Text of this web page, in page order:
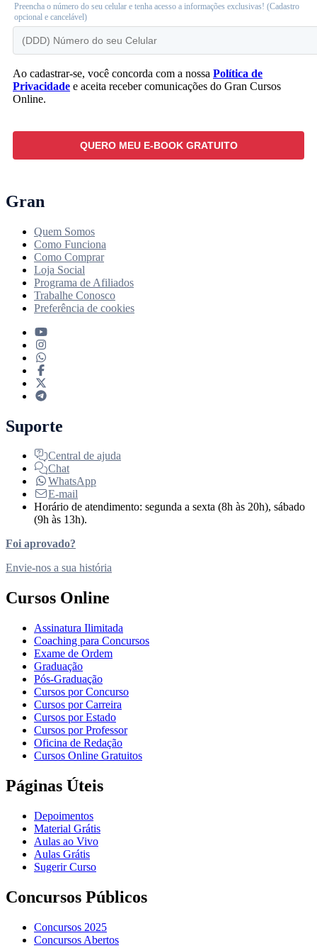
Preencha o número do seu celular e tenha acesso a informações exclusivas! (Cadastro
opcional e cancelável)
Ao cadastrar-se, você concorda com a nossa Política de
Privacidade e aceita receber comunicações do Gran Cursos
Online.
Gran
Quem Somos
Como Funciona
Como Comprar
Loja Social
Programa de Afiliados
Trabalhe Conosco
Preferência de cookies
Suporte
Central de ajuda
Chat
WhatsApp
E-mail
Horário de atendimento: segunda a sexta (8h às 20h), sábado
(9h às 13h).
Foi aprovado?
Envie-nos a sua história
Cursos Online
Assinatura Ilimitada
Coaching para Concursos
Exame de Ordem
Graduação
Pós-Graduação
Cursos por Concurso
Cursos por Carreira
Cursos por Estado
Cursos por Professor
Oficina de Redação
Cursos Online Gratuitos
Páginas Úteis
Depoimentos
Material Grátis
Aulas ao Vivo
Aulas Grátis
Sugerir Curso
Concursos Públicos
Concursos 2025
Concursos Abertos